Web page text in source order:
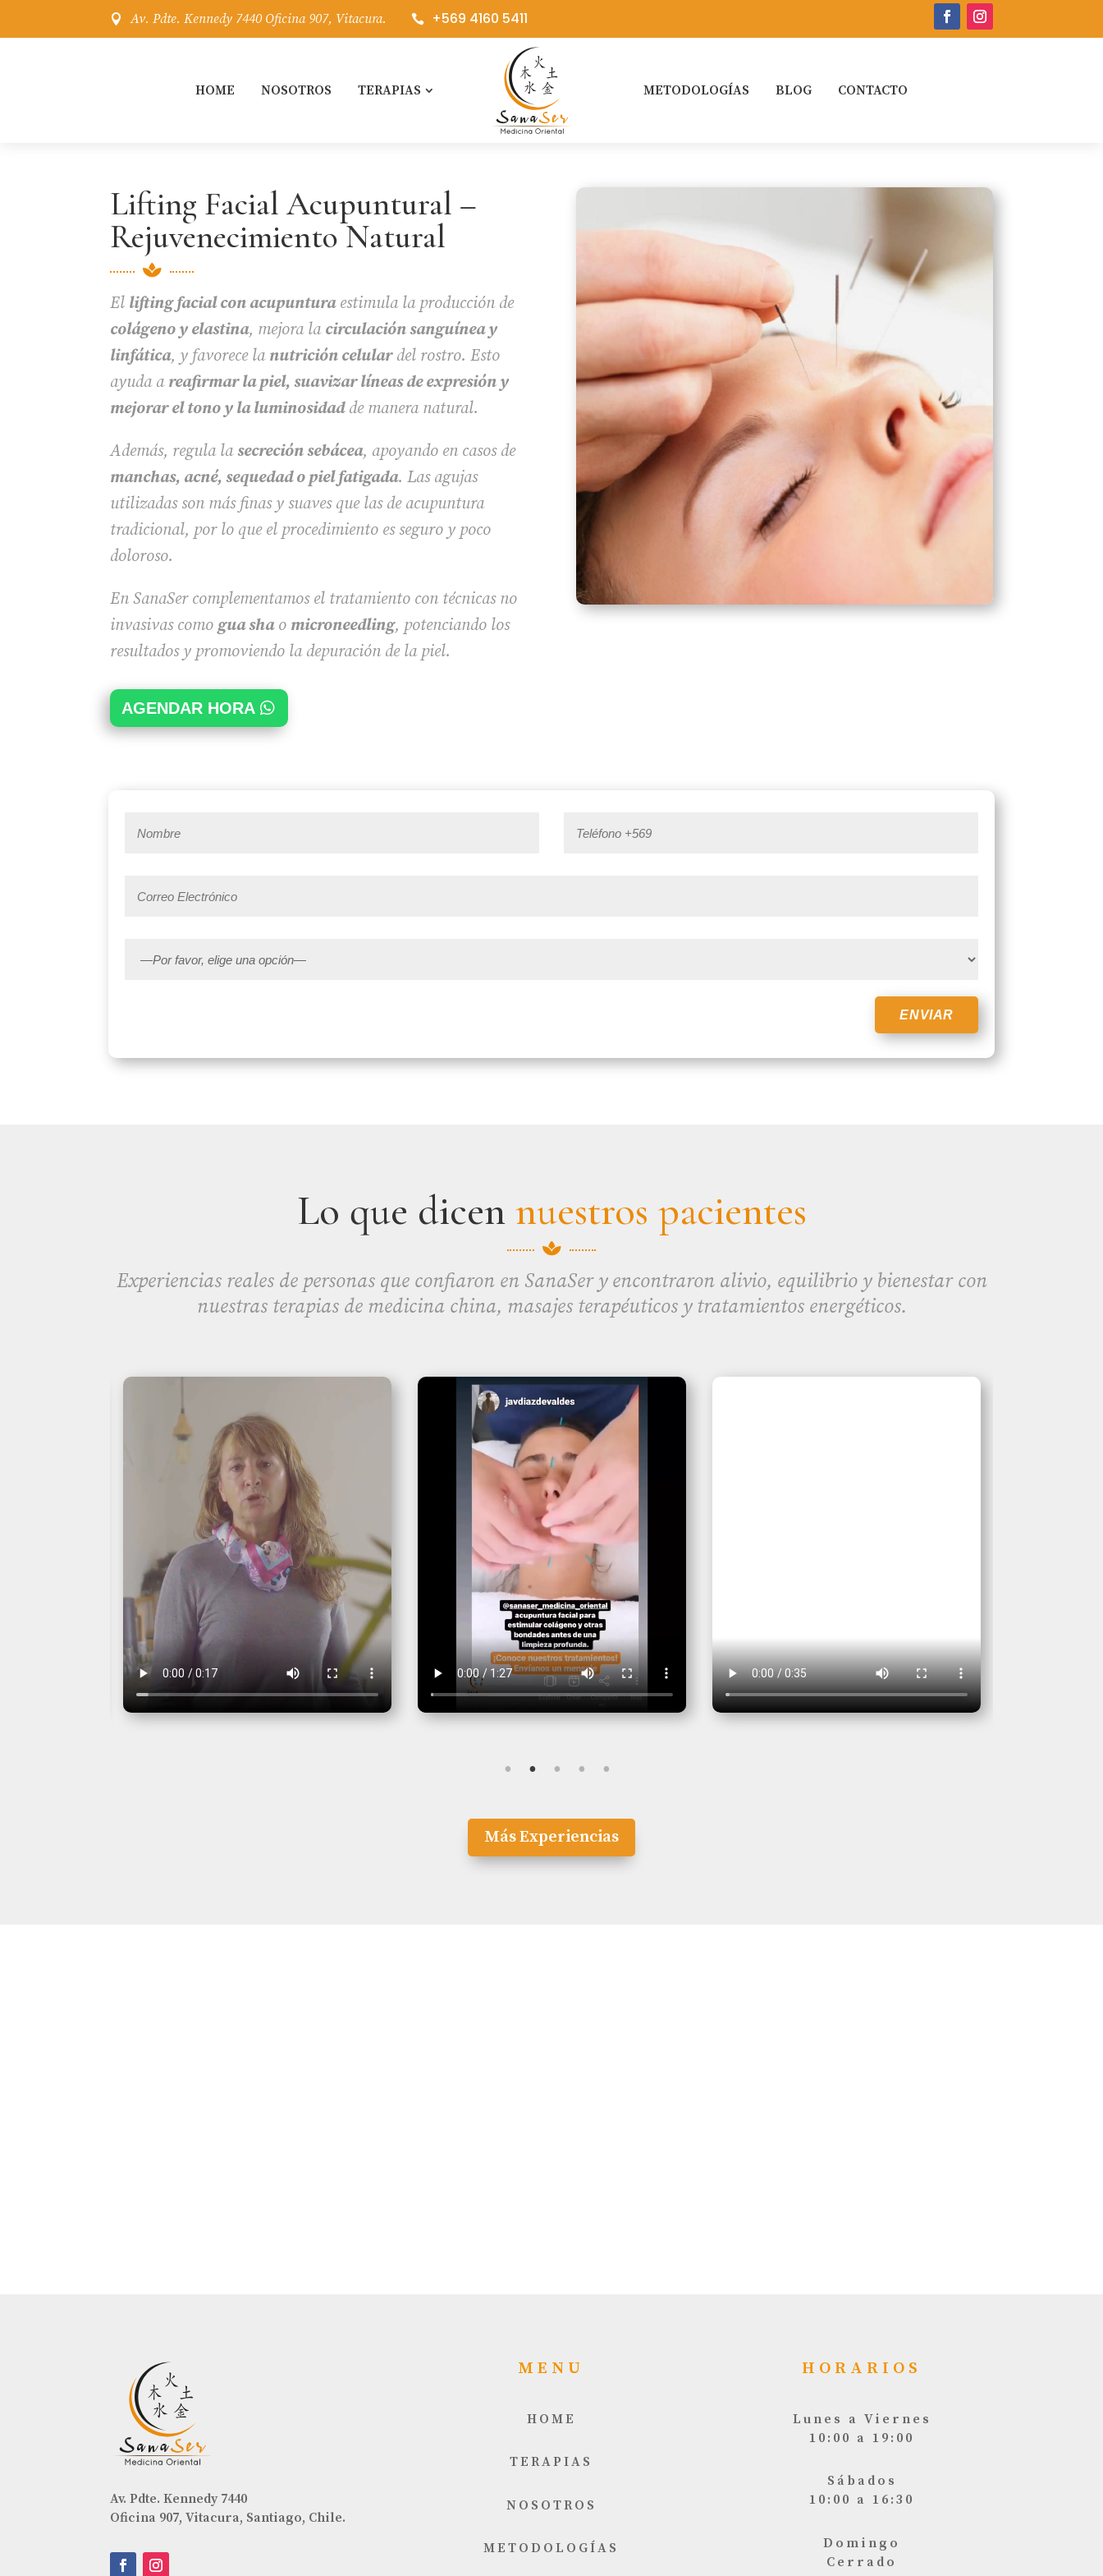
 Av. Pdte. Kennedy 7440 Oficina 907, Vitacura.  +569 4160 5411
HOME NOSOTROS TERAPIAS METODOLOGÍAS BLOG CONTACTO
Lifting Facial Acupuntural –
Rejuvenecimiento Natural

El lifting facial con acupunturaestimula la producción de
colágeno y elastina, mejora la circulación sanguínea y
linfática, y favorece la nutrición celulardel rostro. Esto
ayuda a reafirmar la piel, suavizar líneas de expresión y
mejorar el tono y la luminosidadde manera natural.
Además, regula la secreción sebácea, apoyando en casos de
manchas, acné, sequedad o piel fatigada. Las agujas
utilizadas son más finas y suaves que las de acupuntura
tradicional, por lo que el procedimiento es seguro y poco
doloroso.
En SanaSer complementamos el tratamiento con técnicas no
invasivas como gua shao microneedling, potenciando los
resultados y promoviendo la depuración de la piel.
AGENDAR HORA
Lo que dicen nuestros pacientes

Experiencias reales de personas que confiaron en SanaSer y encontraron alivio, equilibrio y bienestar con
nuestras terapias de medicina china, masajes terapéuticos y tratamientos energéticos.
Más Experiencias
Av. Pdte. Kennedy 7440
Oficina 907, Vitacura, Santiago, Chile.
MENU
HOME
TERAPIAS
NOSOTROS
METODOLOGÍAS
HORARIOS
Lunes a Viernes
10:00 a 19:00
Sábados
10:00 a 16:30
Domingo
Cerrado